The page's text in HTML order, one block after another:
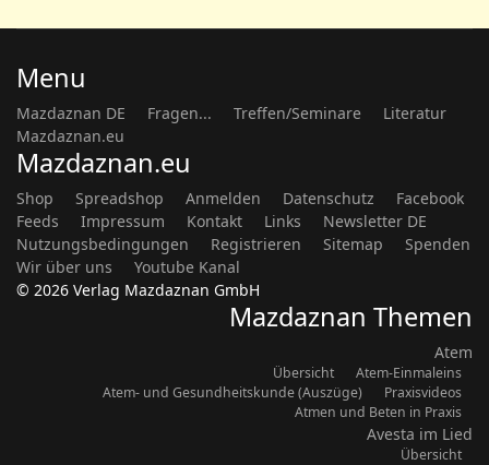
Erfahrungen mit dem Mazdaznan-Dinkelbrot, das
zubereitet …...
Menu
Mazdaznan DE Fragen... Treffen/Seminare
Literatur
Mazdaznan.eu
Mazdaznan.eu
Anmelden Datenschutz
Facebook
Registrieren Sitemap
Spenden
Wir über uns
Youtube Kanal
Mazdaznan Themen